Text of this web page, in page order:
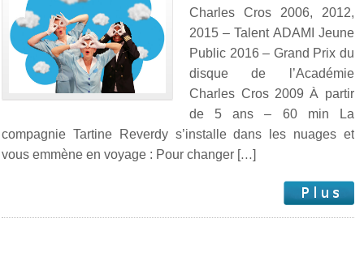
Charles Cros 2006, 2012,
2015 – Talent ADAMI Jeune
Public 2016 – Grand Prix du
disque de l’Académie
Charles Cros 2009 À partir
de 5 ans – 60 min La
compagnie Tartine Reverdy s’installe dans les nuages et
vous emmène en voyage : Pour changer […]